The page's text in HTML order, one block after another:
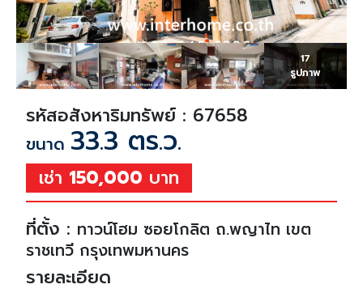
17
รูปภาพ
รหัสอสังหาริมทรัพย์ : 67658
ขนาด 33.3 ตร.ว.
เช่า 150,000 บาท
ที่ตั้ง : ทาวน์โฮม ซอยโกลิต ถ.พญาไท เขต
ราชเทวี กรุงเทพมหานคร
รายละเอียด